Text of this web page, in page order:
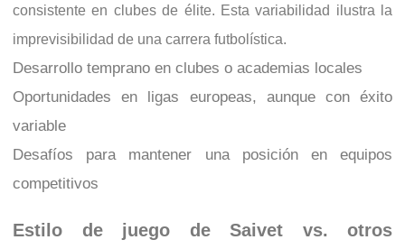
consistente en clubes de élite. Esta variabilidad ilustra la
imprevisibilidad de una carrera futbolística.
Desarrollo temprano en clubes o academias locales
Oportunidades en ligas europeas, aunque con éxito
variable
Desafíos para mantener una posición en equipos
competitivos
Estilo de juego de Saivet vs. otros